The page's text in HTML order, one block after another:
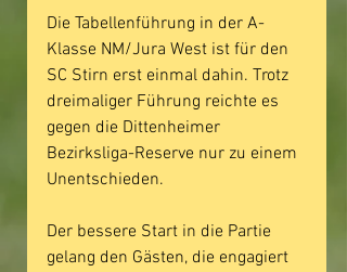
Die Tabellenführung in der A-
Klasse NM/Jura West ist für den
SC Stirn erst einmal dahin. Trotz
dreimaliger Führung reichte es
gegen die Dittenheimer
Bezirksliga-Reserve nur zu einem
Unentschieden.
Der bessere Start in die Partie
gelang den Gästen, die engagiert